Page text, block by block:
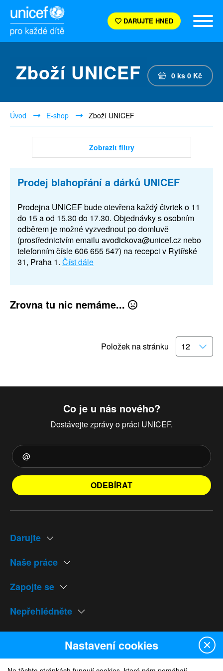
DARUJTE HNED
Zboží UNICEF 0 ks 0 Kč
Úvod E-shop Zboží UNICEF
Zobrazit filtry
Prodej blahopřání a dárků UNICEF
Prodejna UNICEF bude otevřena každý čtvrtek o 11
do 15 a od 15.30 do 17.30. Objednávky s osobním
odběrem je možné vyzvednout po domluvě
(prostřednictvím emailu avodickova@unicef.cz nebo
telefonním čísle 606 655 547) na recepci v Rytířské
31, Praha 1. Číst dále
Zrovna tu nic nemáme...
Položek na stránku
Co je u nás nového?
Dostávejte zprávy o práci UNICEF.
ODEBÍRAT
Darujte
Naše práce
Zapojte se
Nepřehlédněte
Naše weby
Nastavení cookies